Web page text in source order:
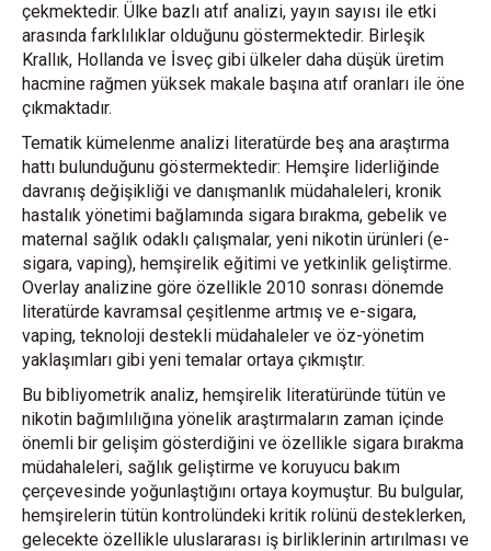
çekmektedir. Ülke bazlı atıf analizi, yayın sayısı ile etki
arasında farklılıklar olduğunu göstermektedir. Birleşik
Krallık, Hollanda ve İsveç gibi ülkeler daha düşük üretim
hacmine rağmen yüksek makale başına atıf oranları ile öne
çıkmaktadır.
Tematik kümelenme analizi literatürde beş ana araştırma
hattı bulunduğunu göstermektedir: Hemşire liderliğinde
davranış değişikliği ve danışmanlık müdahaleleri, kronik
hastalık yönetimi bağlamında sigara bırakma, gebelik ve
maternal sağlık odaklı çalışmalar, yeni nikotin ürünleri (e-
sigara, vaping), hemşirelik eğitimi ve yetkinlik geliştirme.
Overlay analizine göre özellikle 2010 sonrası dönemde
literatürde kavramsal çeşitlenme artmış ve e-sigara,
vaping, teknoloji destekli müdahaleler ve öz-yönetim
yaklaşımları gibi yeni temalar ortaya çıkmıştır.
Bu bibliyometrik analiz, hemşirelik literatüründe tütün ve
nikotin bağımlılığına yönelik araştırmaların zaman içinde
önemli bir gelişim gösterdiğini ve özellikle sigara bırakma
müdahaleleri, sağlık geliştirme ve koruyucu bakım
çerçevesinde yoğunlaştığını ortaya koymuştur. Bu bulgular,
hemşirelerin tütün kontrolündeki kritik rolünü desteklerken,
gelecekte özellikle uluslararası iş birliklerinin artırılması ve